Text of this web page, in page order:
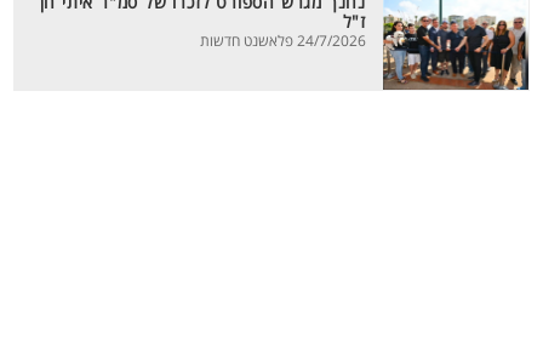
ז"ל
24/7/2026 פלאשנט חדשות